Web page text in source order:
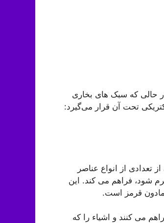
حالی که سبک های بخاری
تحت آن قرار می‌گیرد:
تعدادی از انواع عناصر
شود، فراهم می کند. این
مادون قرمز است.
می کنند و اشیاء را که